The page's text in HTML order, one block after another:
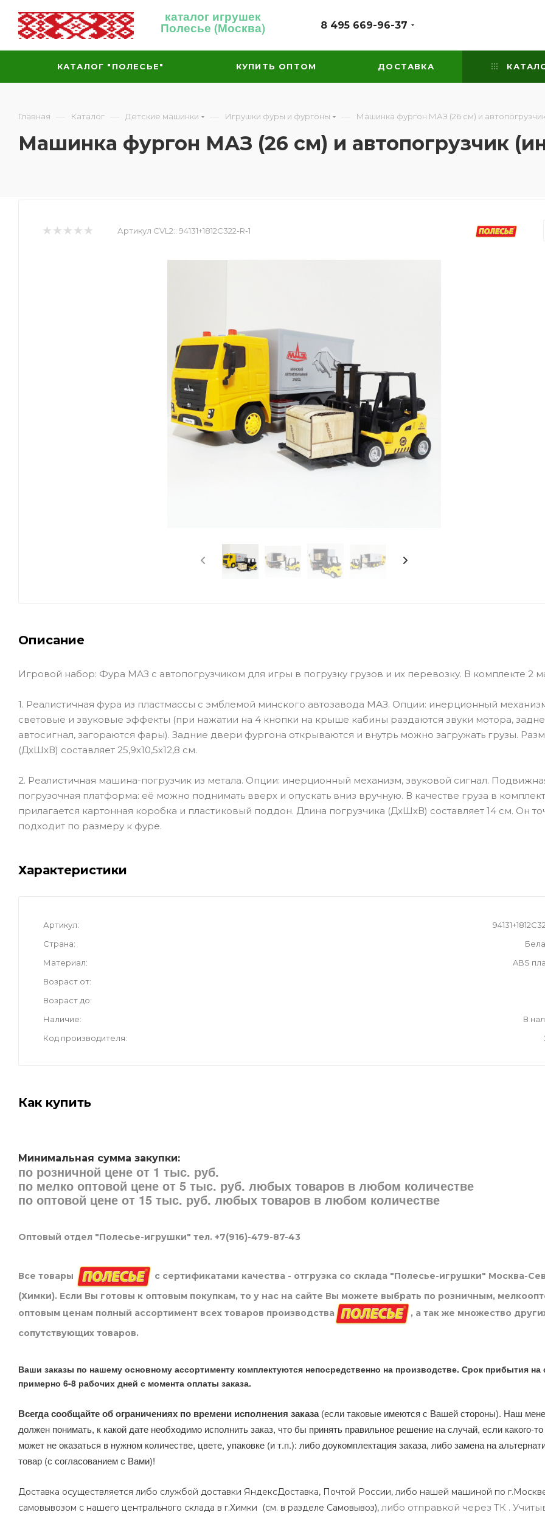
каталог игрушек
Полесье (Москва) 8 495 669-96-37
КАТАЛОГ "ПОЛЕСЬЕ" КУПИТЬ ОПТОМ ДОСТАВКА
Главная — Каталог — Детские машинки — Игрушки фуры и фургоны — Машинка фургон МАЗ (26 см) и
Машинка фургон МАЗ (26 см) и автопогрузчик
Артикул CVL2:: 94131+1812C322-R-1
Описание
Игровой набор: Фура МАЗ с автопогрузчиком для игры в погрузку грузов и их перевозку. В комплекте 2
1. Реалистичная фура из пластмассы с эмблемой минского автозавода МАЗ. Опции: инерционный
световые и звуковые эффекты (при нажатии на 4 кнопки на крыше кабины раздаются звуки мотора,
автосигнал, загораются фары). Задние двери фургона открываются и внутрь можно загружать грузы.
(ДхШхВ) составляет 25,9х10,5х12,8 см.
2. Реалистичная машина-погрузчик из метала. Опции: инерционный механизм, звуковой сигнал.
погрузочная платформа: её можно поднимать вверх и опускать вниз вручную. В качестве груза в
прилагается картонная коробка и пластиковый поддон. Длина погрузчика (ДхШхВ) составляет 14 см. Он
подходит по размеру к фуре.
Характеристики
Артикул
Страна
Материал
ABS
Возраст от
Возраст до
Наличие
В
Код производителя
Как купить
Минимальная сумма закупки:
по розничной цене от 1 тыс. руб.
по мелко оптовой цене от 5 тыс. руб. любых товаров в любом количестве
по оптовой цене от 15 тыс. руб. любых товаров в любом количестве
Оптовый отдел "Полесье-игрушки" тел. +7(916)-479-87-43
Все товары
с сертификатами качества - отгрузка со склада "Полесье-игрушки" Москва-
(Химки). Если Вы готовы к оптовым покупкам, то у нас на сайте Вы можете выбрать по розничным,
оптовым ценам полный ассортимент всех товаров производства
, а так же множество
сопутствующих товаров.
Ваши заказы по нашему основному ассортименту комплектуются непосредственно на производстве. Срок прибытия на
примерно 6-8 рабочих дней с момента оплаты заказа.
Всегда сообщайте об ограничениях по времени исполнения заказа(если таковые имеются с Вашей стороны). Наш
должен понимать, к какой дате необходимо исполнить заказ, что бы принять правильное решение на случай, если какого-
может не оказаться в нужном количестве, цвете, упаковке (и т.п.): либо доукомплектация заказа, либо замена на
товар (с согласованием с Вами)!
Доставка осуществляется либо службой доставки ЯндексДоставка, Почтой России, либо нашей машиной по
самовывозом с нашего центрального склада в г.Химки (см. в разделе Самовывоз), либо отправкой через ТК .